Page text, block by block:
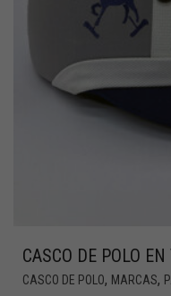
CASCO DE POLO
CASCO DE POLO, MARCAS,